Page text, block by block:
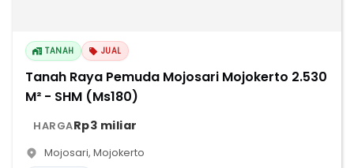
TANAH JUAL
Tanah Raya Pemuda Mojosari Mojokerto 2.530
M² - SHM (Ms180)
HARGARp3 miliar
Mojosari, Mojokerto